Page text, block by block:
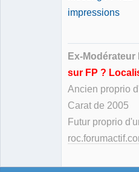
impressions
Ex-Modérateur
sur FP ?
Ancien proprio
Carat de 2005
Futur proprio